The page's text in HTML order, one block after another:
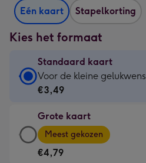
Eén kaart Stapelkorting
Kies het formaat
Standaard kaart
Standaard
kaart
€3,49
-
Voor
Voor de kleine gelukwens
€3,49
Grote kaart
Grote
kaart
-
Meest gekozen
€4,79